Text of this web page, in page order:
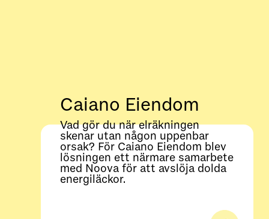
Caiano Eiendom
Vad gör du när elräkningen
skenar utan någon uppenbar
orsak? För Caiano Eiendom blev
lösningen ett närmare samarbete
med Noova för att avslöja dolda
energiläckor.